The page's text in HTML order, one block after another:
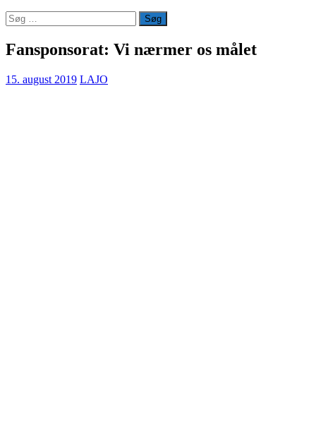
Søg
efter:
Fansponsorat: Vi nærmer os målet
15. august 2019 LAJO